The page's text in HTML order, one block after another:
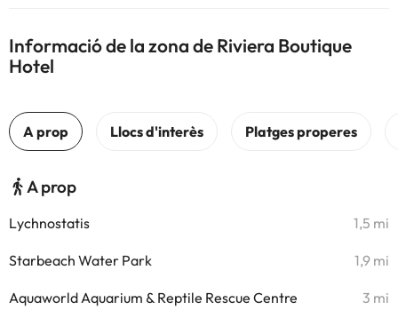
Informació de la zona de Riviera Boutique
Hotel
A prop
Lychnostatis 1,5 mi
Starbeach Water Park 1,9 mi
Aquaworld Aquarium & Reptile Rescue Centre 3 mi